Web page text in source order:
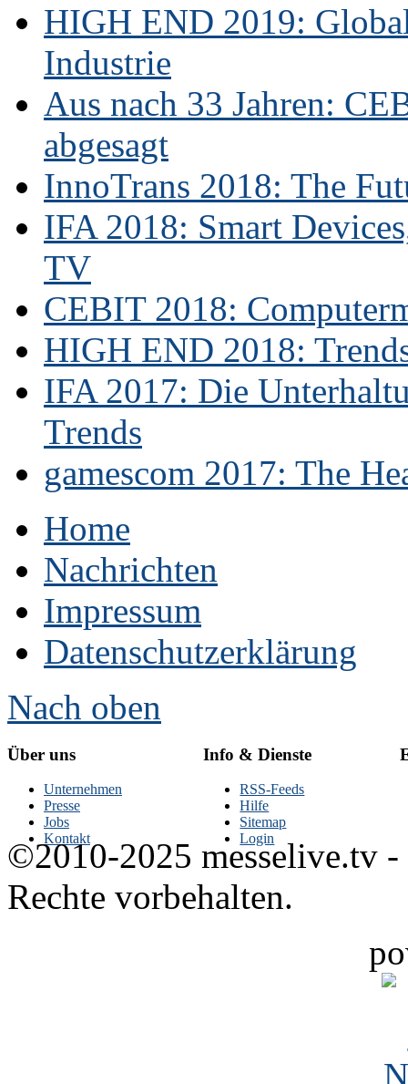
HIGH END 2019:
Industrie
Aus nach 33 Jahren:
abgesagt
InnoTrans 2018: The
IFA 2018: Smart
TV
CEBIT 2018:
HIGH END 2018:
IFA 2017: Die
Trends
gamescom 2017: The
Home
Nachrichten
Impressum
Datenschutzerklärung
Nach oben
Über uns
Unternehmen
Presse
Jobs
Kontakt
Info & Dienste
RSS-Feeds
Hilfe
Sitemap
Login
©2010-2025 messelive.tv -
Rechte vorbehalten.